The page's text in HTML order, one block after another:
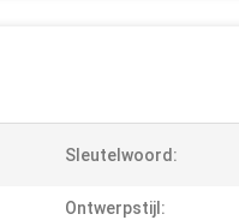
Sleutelwoord:
Ontwerpstijl: